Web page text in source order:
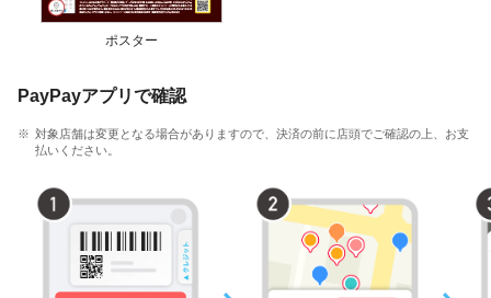
ポスター
PayPayアプリで確認
対象店舗は変更となる場合がありますので、決済の前に店頭でご確認の上、お支
払いください。